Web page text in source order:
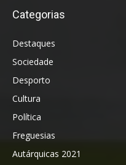
Categorias
Destaques
Sociedade
Desporto
Cultura
Política
Freguesias
Autárquicas 2021